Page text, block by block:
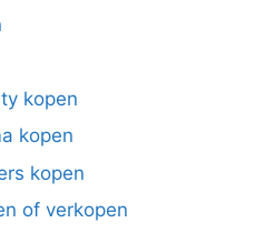
kopen
kopen
kopen
of verkopen